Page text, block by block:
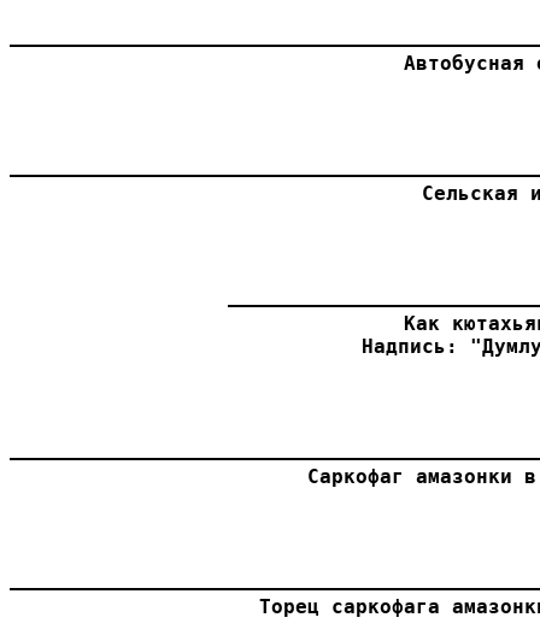
Автобусная
Сельская
Как
Надпись:
Саркофаг амазонки
Торец саркофага